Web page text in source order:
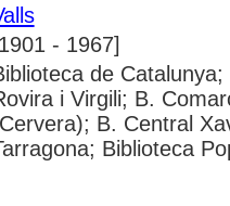
- 1967]
de
i Virgili; B.
B. Central
Biblioteca